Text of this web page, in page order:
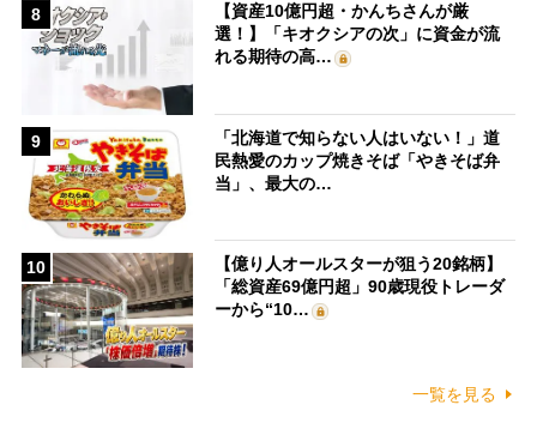
8
【資産10億円超・かんちさんが厳
選！】「キオクシアの次」に資金が流
れる期待の高…
9
「北海道で知らない人はいない！」道
民熱愛のカップ焼きそば「やきそば弁
当」、最大の…
10
【億り人オールスターが狙う20銘柄】
「総資産69億円超」90歳現役トレーダ
ーから“10…
一覧を見る